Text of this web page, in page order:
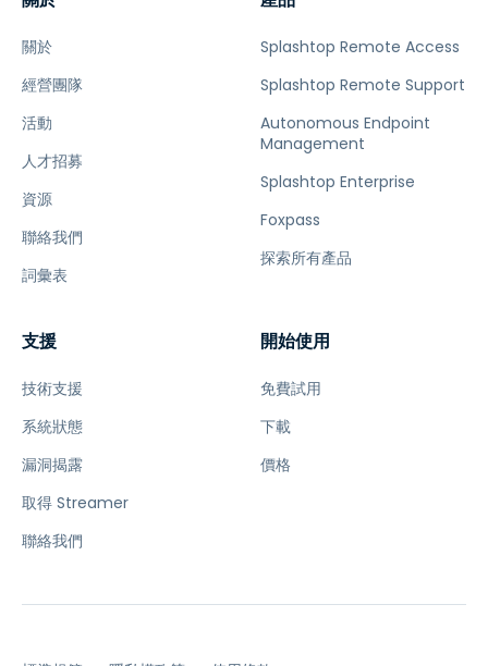
關於
經營團隊
活動
人才招募
資源
聯絡我們
詞彙表
Splashtop Remote Access
Splashtop Remote Support
Autonomous Endpoint
Management
Splashtop Enterprise
Foxpass
探索所有產品
支援
技術支援
系統狀態
漏洞揭露
取得 Streamer
聯絡我們
開始使用
免費試用
下載
價格